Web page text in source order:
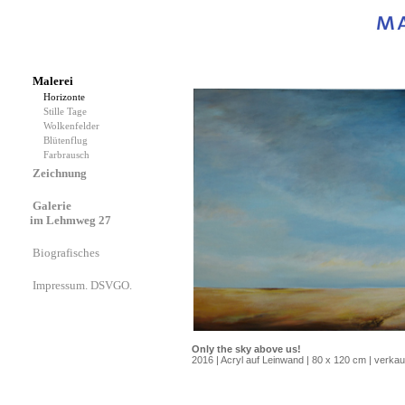
Malerei
Horizonte
Stille Tage
Wolkenfelder
Blütenflug
Farbrausch
Zeichnung
Galerie
im Lehmweg 27
Biografisches
Impressum. DSVGO.
Only the sky above us!
2016 | Acryl auf Leinwand | 80 x 120 cm |